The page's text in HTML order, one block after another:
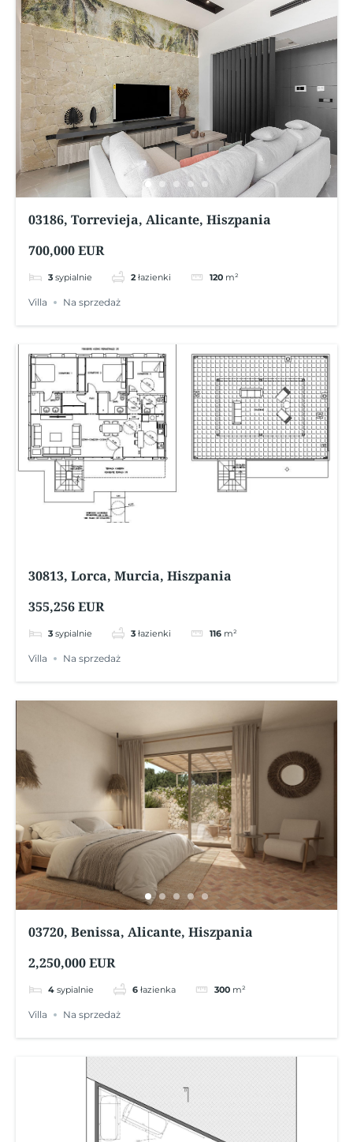
03186, Torrevieja, Alicante, Hiszpania
700,000 EUR
3 sypialnie 2 łazienki 120 m²
Villa Na sprzedaż
30813, Lorca, Murcia, Hiszpania
355,256 EUR
3 sypialnie 3 łazienki 116 m²
Villa Na sprzedaż
03720, Benissa, Alicante, Hiszpania
2,250,000 EUR
4 sypialnie 6 łazienka 300 m²
Villa Na sprzedaż